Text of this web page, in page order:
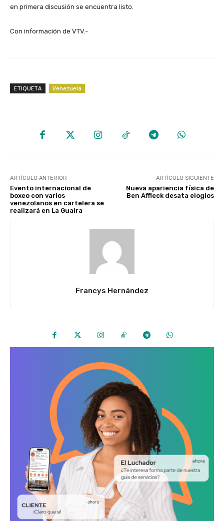
en primera discusión se encuentra listo.
Con información de VTV.-
ETIQUETA Venezuela
ARTÍCULO ANTERIOR
Evento internacional de
boxeo con varios
venezolanos en cartelera se
realizará en La Guaira
ARTÍCULO SIGUIENTE
Nueva apariencia física de
Ben Affleck desata elogios
Francys Hernández